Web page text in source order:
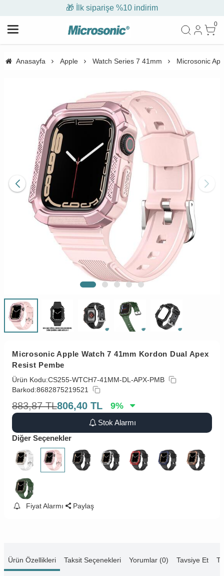
🎁 İlk siparişe %10 indirim
0
Anasayfa Apple Watch Series 7 41mm Microsonic
Microsonic Apple Watch 7 41mm Kordon Dual Apex
Resist Pembe
Ürün Kodu:CS255-WTCH7-41MM-DL-APX-PMB
Barkod:8682875219521
883,87 TL806,40 TL 9%
Stok Alarmı
Diğer Seçenekler
Fiyat Alarmı Paylaş
Ürün Özellikleri Taksit Seçenekleri Yorumlar (0) Tavsiye Et